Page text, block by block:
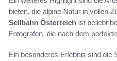
bieten, die alpine Natur in vollen
Seilbahn Österreich ist beliebt
Fotografen, die nach dem
Ein besonderes Erlebnis sind die